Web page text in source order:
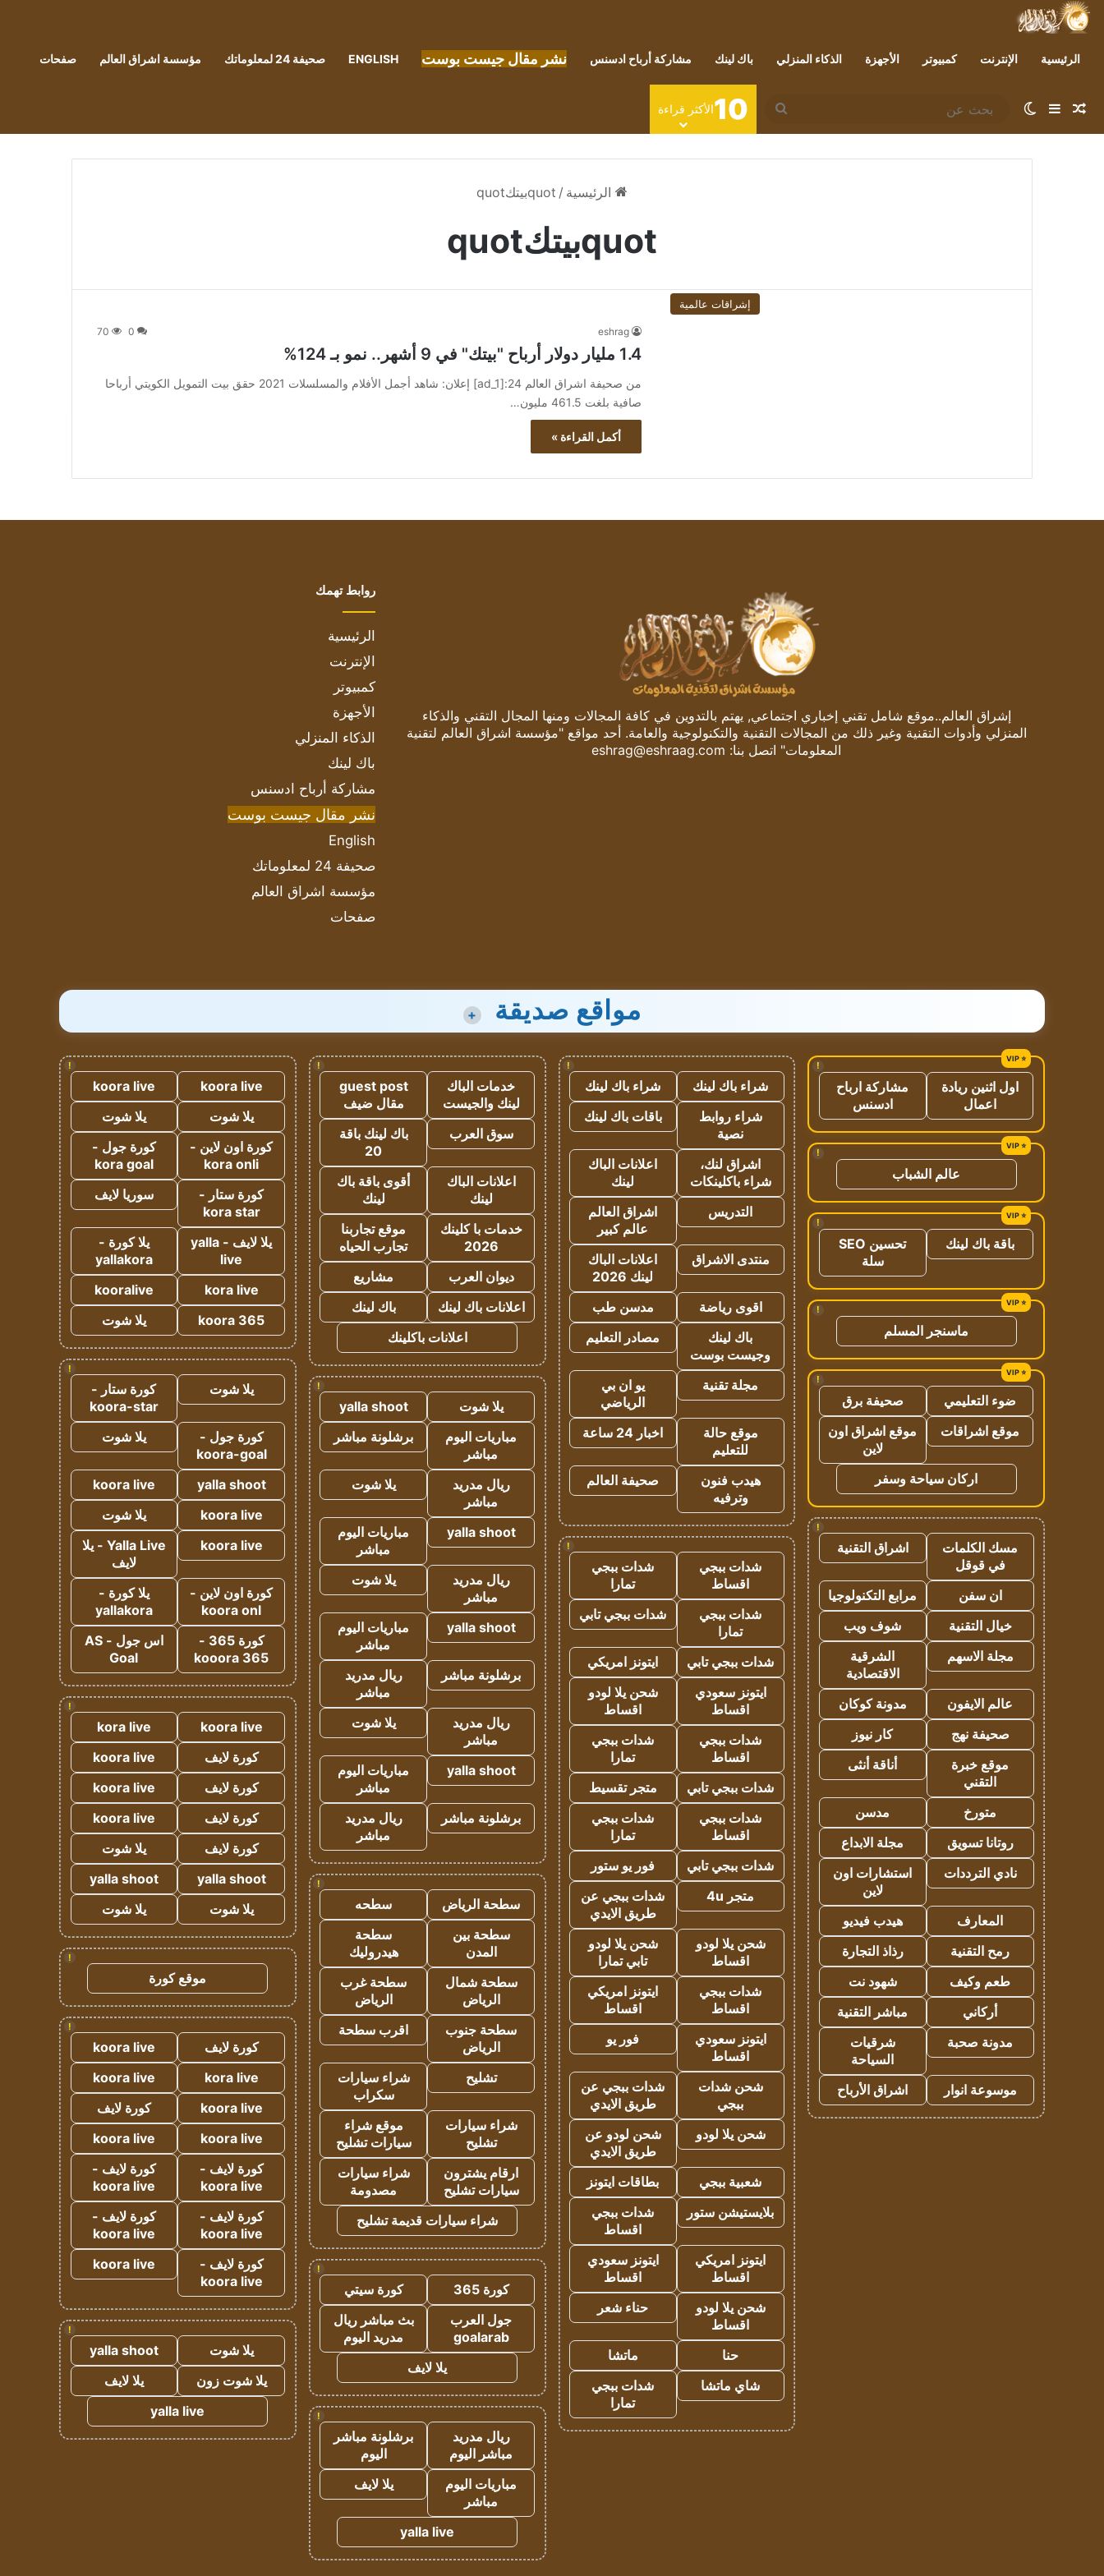
الرئيسية الإنترنت كمبيوتر الأجهزة الذكاء المنزلي باك لينك مشاركة أرباح ادسنس نشر مقال جيست بوست ENGLISH صحيفة 24 لمعلوماتك مؤسسة اشراق العالم صفحات
مقال عشوائي
إضافة عمود جانبي
الوضع المظلم
بحث
عن
10الأكثر قراءة
الرئيسية / quotبيتكquot
quotبيتكquot
إشراقات عالمية
eshrag
0
70
1.4 مليار دولار أرباح "بيتك" في 9 أشهر.. نمو بـ 124%
من صحيفة اشراق العالم 24:[ad_1] إعلان: شاهد أجمل الأفلام والمسلسلات 2021 حقق بيت التمويل الكويتي أرباحا
صافية بلغت 461.5 مليون…
أكمل القراءة »
إشراق العالم..موقع شامل تقني إخباري اجتماعي, يهتم بالتدوين في كافة المجالات ومنها المجال التقني والذكاء
المنزلي وأدوات التقنية وغير ذلك من المجالات التقنية والتكنولوجية والعامة. أحد مواقع "مؤسسة اشراق العالم لتقنية
المعلومات" اتصل بنا: eshrag@eshraag.com
روابط تهمك
الرئيسية
الإنترنت
كمبيوتر
الأجهزة
الذكاء المنزلي
باك لينك
مشاركة أرباح ادسنس
نشر مقال جيست بوست
English
صحيفة 24 لمعلوماتك
مؤسسة اشراق العالم
صفحات
مواقع صديقة +
!
اول اثنين ريادة
اعمال
مشاركة ارباح
ادسنس
!
عالم الشباب
!
باقة باك لينك
تحسين SEO
سلة
!
ماسنجر المسلم
!
ضوء التعليمي
صحيفة برق
موقع اشراقات
موقع اشراق اون
لاين
اركان سياحة وسفر
!
مسك الكلمات
في قوقل
اشراق التقنية
ان سفن
مرابع التكنولوجيا
خيال التقنية
شوف ويب
مجلة الاسهم
الشرقية
الاقتصادية
عالم الايفون
مدونة كوكان
صحيفة نهج
كار نيوز
موقع خبرة
التقني
أناقة أنثى
متورخ
مدسن
روتانا تسويق
مجلة الابداع
نادي الترددات
استشارات اون
لاين
المعارف
هيدب فيديو
رمح التقنية
رذاذ التجارة
طعم وكيف
شهود نت
أركاني
مباشر التقنية
مدونة صحبة
شرقيات
السياحة
موسوعة انوار
اشراق الأرباح
!
شراء باك لينك
شراء باك لينك
شراء روابط
نصية
باقات باك لينك
اشراق لنك،
شراء باكلينكات
اعلانات الباك
لينك
التدريس
اشراق العالم
عالم كبير
منتدى الاشراق
اعلانات الباك
لينك 2026
اقوى رياضة
مدسن طب
باك لينك
وجيست بوست
مصادر التعليم
مجلة تقنية
يو ان بي
الرياضي
موقع حالة
للتعليم
اخبار 24 ساعة
هيدب فنون
وترفيه
صحيفة العالم
!
شدات ببجي
اقساط
شدات ببجي
تمارا
شدات ببجي
تمارا
شدات ببجي تابي
شدات ببجي تابي
ايتونز امريكي
ايتونز سعودي
اقساط
شحن يلا لودو
اقساط
شدات ببجي
اقساط
شدات ببجي
تمارا
شدات ببجي تابي
متجر تقسيط
شدات ببجي
اقساط
شدات ببجي
تمارا
شدات ببجي تابي
فور يو ستور
متجر 4u
شدات ببجي عن
طريق الايدي
شحن يلا لودو
اقساط
شحن يلا لودو
تابي تمارا
شدات ببجي
اقساط
ايتونز امريكي
اقساط
ايتونز سعودي
اقساط
فور يو
شحن شدات
ببجي
شدات ببجي عن
طريق الايدي
شحن يلا لودو
شحن لودو عن
طريق الايدي
شعبية ببجي
بطاقات ايتونز
بلايستيشن ستور
شدات ببجي
اقساط
ايتونز امريكي
اقساط
ايتونز سعودي
اقساط
شحن يلا لودو
اقساط
حناء شعر
حنا
ماتشا
شاي ماتشا
شدات ببجي
تمارا
!
خدمات الباك
لينك والجيست
guest post
مقال ضيف
سوق العرب
باك لينك باقة
20
اعلانات الباك
لينك
أقوى باقة باك
لينك
خدمات با كلينك
2026
موقع تجاربنا
تجارب الحياه
ديوان العرب
مشاريع
اعلانات باك لينك
باك لينك
اعلانات باكلينك
!
يلا شوت
yalla shoot
مباريات اليوم
مباشر
برشلونة مباشر
ريال مدريد
مباشر
يلا شوت
yalla shoot
مباريات اليوم
مباشر
ريال مدريد
مباشر
يلا شوت
yalla shoot
مباريات اليوم
مباشر
برشلونة مباشر
ريال مدريد
مباشر
ريال مدريد
مباشر
يلا شوت
yalla shoot
مباريات اليوم
مباشر
برشلونة مباشر
ريال مدريد
مباشر
!
سطحة الرياض
سطحه
سطحة بين
المدن
سطحة
هيدروليك
سطحة شمال
الرياض
سطحة غرب
الرياض
سطحة جنوب
الرياض
اقرب سطحة
تشليح
شراء سيارات
سكراب
شراء سيارات
تشليح
موقع شراء
سيارات تشليح
ارقام يشترون
سيارات تشليح
شراء سيارات
مصدومة
شراء سيارات قديمة تشليح
!
كورة 365
كورة سيتي
جول العرب
goalarab
بث مباشر ريال
مدريد اليوم
يلا لايف
!
ريال مدريد
مباشر اليوم
برشلونة مباشر
اليوم
مباريات اليوم
مباشر
يلا لايف
yalla live
!
koora live
koora live
يلا شوت
يلا شوت
كورة اون لاين -
kora onli
كورة جول -
kora goal
كورة ستار -
kora star
سوريا لايف
يلا لايف - yalla
live
يلا كورة -
yallakora
kora live
kooralive
koora 365
يلا شوت
!
يلا شوت
كورة ستار -
koora-star
كورة جول -
koora-goal
يلا شوت
yalla shoot
koora live
koora live
يلا شوت
koora live
Yalla Live - يلا
لايف
كورة اون لاين -
koora onl
يلا كورة -
yallakora
كورة 365 -
kooora 365
اس جول - AS
Goal
!
koora live
kora live
كورة لايف
koora live
كورة لايف
koora live
كورة لايف
koora live
كورة لايف
يلا شوت
yalla shoot
yalla shoot
يلا شوت
يلا شوت
!
موقع كورة
!
كورة لايف
koora live
kora live
koora live
koora live
كورة لايف
koora live
koora live
كورة لايف -
koora live
كورة لايف -
koora live
كورة لايف -
koora live
كورة لايف -
koora live
كورة لايف -
koora live
koora live
!
يلا شوت
yalla shoot
يلا شوت زون
يلا لايف
yalla live